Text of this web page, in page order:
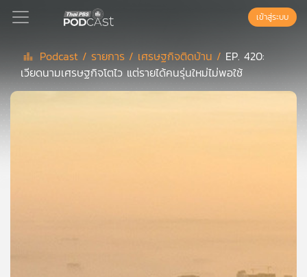
Podcast
เข้าสู่ระบบ
Podcast / รายการ / เศรษฐกิจติดบ้าน / EP. 420:
เวียดนามเศรษฐกิจโตไว แต่รายได้คนรุ่นใหม่ไม่พอใช้